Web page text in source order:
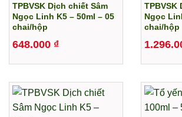
TPBVSK Dịch chiết Sâm
Ngọc Linh K5 – 50ml – 05
chai/hộp
648.000 ₫
TPBVSK
Ngọc
chai/hộp